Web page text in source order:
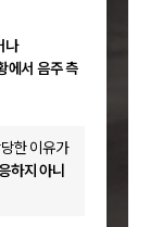
나
에서 음주 측
한 이유가
하지 아니